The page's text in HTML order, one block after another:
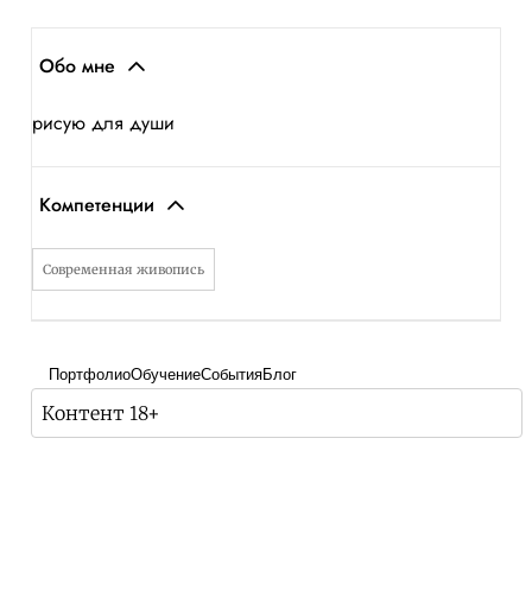
Обо мне
рисую для души
Компетенции
Современная живопись
ПортфолиоОбучениеСобытияБлог
Контент 18+